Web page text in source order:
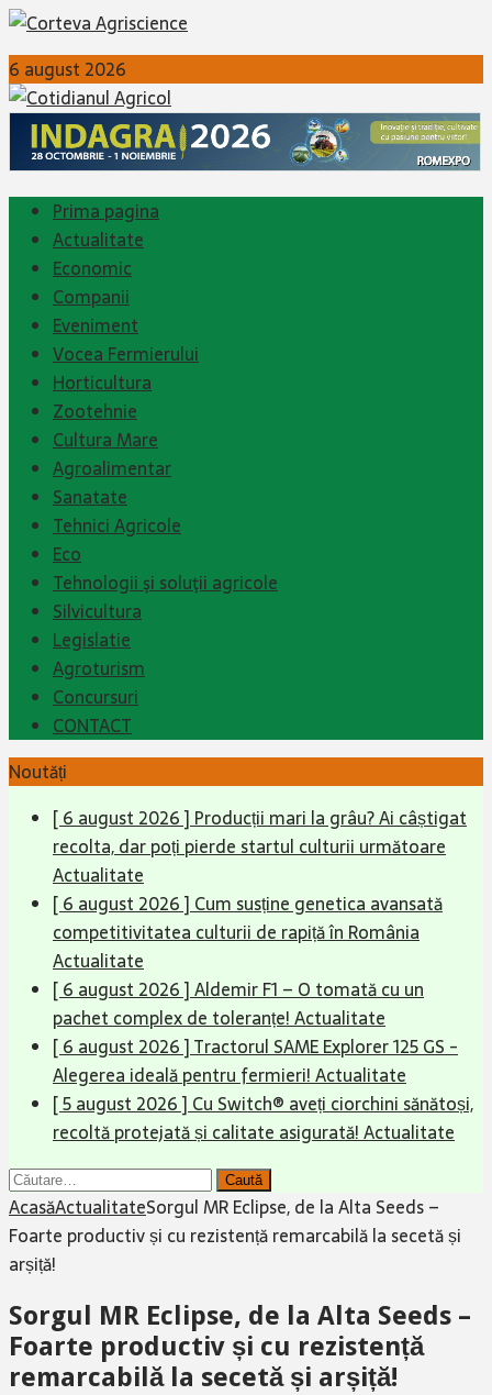
6 august 2026
Prima pagina
Actualitate
Economic
Companii
Eveniment
Vocea Fermierului
Horticultura
Zootehnie
Cultura Mare
Agroalimentar
Sanatate
Tehnici Agricole
Eco
Tehnologii şi soluţii agricole
Silvicultura
Legislatie
Agroturism
Concursuri
CONTACT
Noutăți
[ 6 august 2026 ] Producții mari la grâu? Ai câștigat
recolta, dar poți pierde startul culturii următoare
Actualitate
[ 6 august 2026 ] Cum susține genetica avansată
competitivitatea culturii de rapiță în România
Actualitate
[ 6 august 2026 ]Aldemir F1 – O tomată cu un
pachet complex de toleranțe!Actualitate
[ 6 august 2026 ]Tractorul SAME Explorer 125 GS -
Alegerea ideală pentru fermieri!Actualitate
[ 5 august 2026 ] Cu Switch® aveți ciorchini sănătoși,
recoltă protejată și calitate asigurată!Actualitate
Caută
după:
AcasăActualitateSorgul MR Eclipse, de la Alta Seeds –
Foarte productiv și cu rezistență remarcabilă la secetă și
arșiță!
Sorgul MR Eclipse, de la Alta Seeds –
Foarte productiv și cu rezistență
remarcabilă la secetă și arșiță!